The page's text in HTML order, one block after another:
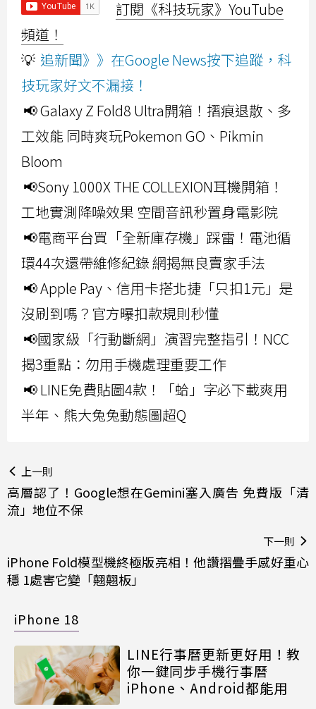
訂閱《科技玩家》YouTube
頻道！
💡 追新聞》》在Google News按下追蹤，科
技玩家好文不漏接！
📢 Galaxy Z Fold8 Ultra開箱！摺痕退散、多
工效能 同時爽玩Pokemon GO、Pikmin
Bloom
📢Sony 1000X THE COLLEXION耳機開箱！
工地實測降噪效果 空間音訊秒置身電影院
📢電商平台買「全新庫存機」踩雷！電池循
環44次還帶維修紀錄 網揭無良賣家手法
📢 Apple Pay、信用卡搭北捷「只扣1元」是
沒刷到嗎？官方曝扣款規則秒懂
📢國家級「行動斷網」演習完整指引！NCC
揭3重點：勿用手機處理重要工作
📢 LINE免費貼圖4款！「蛤」字必下載爽用
半年、熊大兔兔動態圖超Q
上一則
高層認了！Google想在Gemini塞入廣告 免費版「清
流」地位不保
下一則
iPhone Fold模型機終極版亮相！他讚摺疊手感好重心
穩 1處害它變「翹翹板」
iPhone 18
LINE行事曆更新更好用！教
你一鍵同步手機行事曆
iPhone、Android都能用